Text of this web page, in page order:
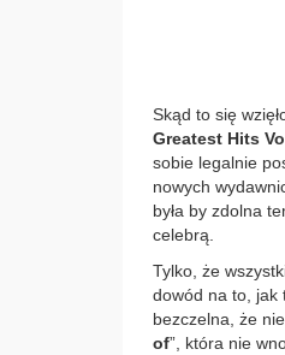
Skąd to się
Greatest Hits
sobie legalnie
nowych
była by zdolna
celebrą.
Tylko, że
dowód na to, jak
bezczelna, że
of”, która nie